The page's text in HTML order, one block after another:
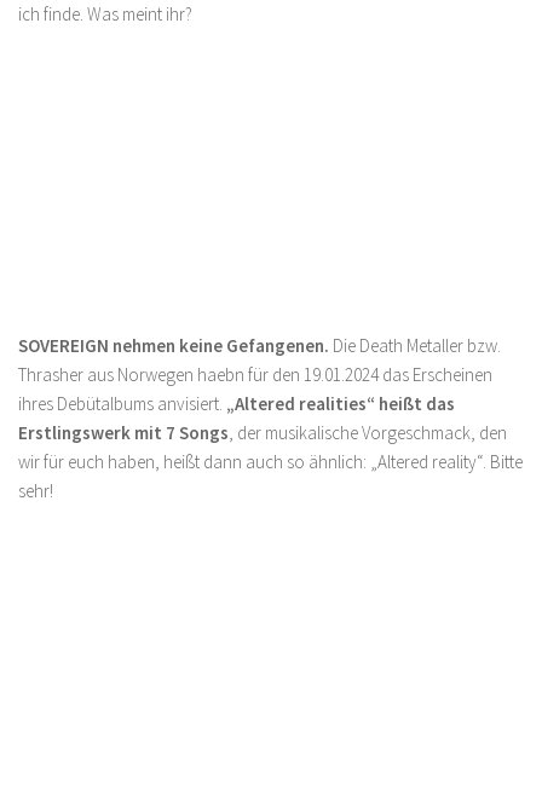
ich finde. Was meint ihr?
SOVEREIGN nehmen keine Gefangenen. Die Death Metaller bzw.
Thrasher aus Norwegen haebn für den 19.01.2024 das Erscheinen
ihres Debütalbums anvisiert. „Altered realities“ heißt das
Erstlingswerk mit 7 Songs, der musikalische Vorgeschmack, den
wir für euch haben, heißt dann auch so ähnlich: „Altered reality“. Bitte
sehr!